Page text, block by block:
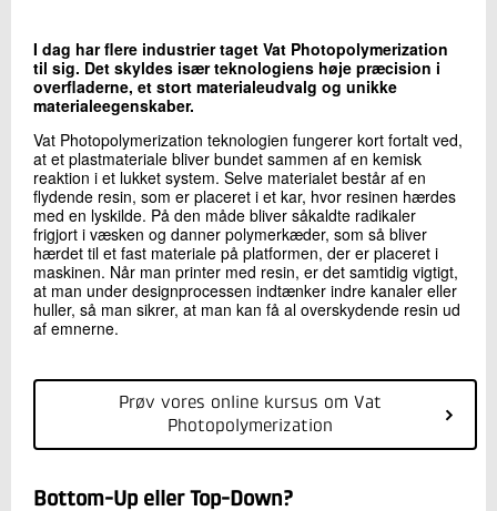
Skriv til mig
Send
I dag har flere industrier taget Vat Photopolymerization
til sig. Det skyldes især teknologiens høje præcision i
overfladerne, et stort materialeudvalg og unikke
materialeegenskaber.
Vat Photopolymerization teknologien fungerer kort fortalt ved,
at et plastmateriale bliver bundet sammen af en kemisk
reaktion i et lukket system. Selve materialet består af en
flydende resin, som er placeret i et kar, hvor resinen hærdes
med en lyskilde. På den måde bliver såkaldte radikaler
frigjort i væsken og danner polymerkæder, som så bliver
hærdet til et fast materiale på platformen, der er placeret i
maskinen. Når man printer med resin, er det samtidig vigtigt,
at man under designprocessen indtænker indre kanaler eller
huller, så man sikrer, at man kan få al overskydende resin ud
af emnerne.
Prøv vores online kursus om Vat
Photopolymerization
Bottom-Up eller Top-Down?